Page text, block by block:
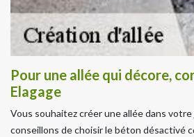
Pour une allée qui décore,
Elagage
Vous souhaitez créer une allée dans votre
conseillons de choisir le béton désactivé